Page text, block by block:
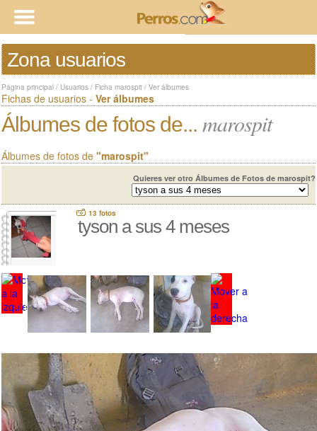
Zona usuarios
Página principal / Usuarios / Ficha marospit / Ver álbumes
Fichas de usuarios - Ver álbumes
Álbumes de fotos de... marospit
Álbumes de fotos de "marospit"
Quieres ver otro Álbumes de Fotos de marospit?
13 fotos
tyson a sus 4 meses